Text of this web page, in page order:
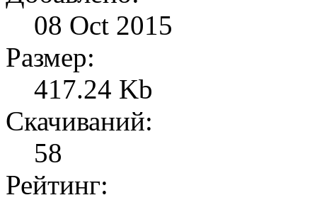
08 Oct 2015
Размер:
417.24 Kb
Скачиваний:
58
Рейтинг: